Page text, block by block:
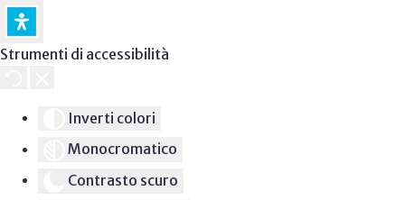
Strumenti di accessibilità
Inverti colori
Monocromatico
Contrasto scuro